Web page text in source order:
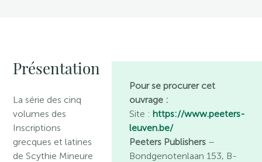
Présentation
La série des cinq
volumes des
Inscriptions
grecques et latines
de Scythie Mineure
Pour se procurer cet
ouvrage :
Site :https://www.peeters-
leuven.be/
Peeters Publishers –
Bondgenotenlaan 153, B-